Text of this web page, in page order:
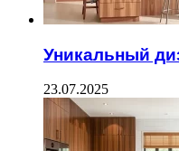
Уникальный
23.07.2025